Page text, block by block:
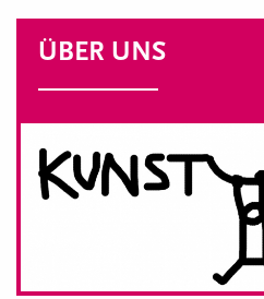
ÜBER UNS